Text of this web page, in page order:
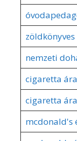
nemzeti
cigaretta
cigaretta
mcdonald's